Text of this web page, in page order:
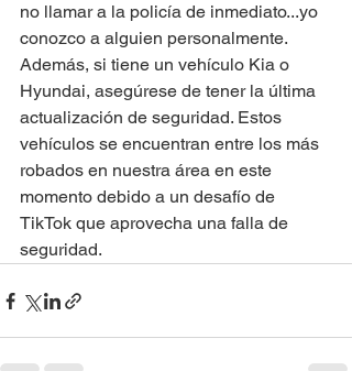
no llamar a la policía de inmediato...yo
conozco a alguien personalmente.
Además, si tiene un vehículo Kia o
Hyundai, asegúrese de tener la última
actualización de seguridad. Estos
vehículos se encuentran entre los más
robados en nuestra área en este
momento debido a un desafío de
TikTok que aprovecha una falla de
seguridad.